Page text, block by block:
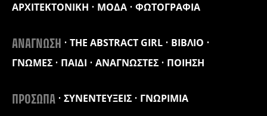
ΑΡΧΙΤΕΚΤΟΝΙΚΗ
ΜΟΔΑ ΦΩΤΟΓΡΑΦΙΑ
ΑΝΑΓΝΩΣΗ THE ABSTRACT GIRL
ΒΙΒΛΙΟ
ΓΝΩΜΕΣ
ΠΑΙΔΙ ΑΝΑΓΝΩΣΤΕΣ ΠΟΙΗΣΗ
ΠΡΟΣΩΠΑ ΣΥΝΕΝΤΕΥΞΕΙΣ ΓΝΩΡΙΜΙΑ